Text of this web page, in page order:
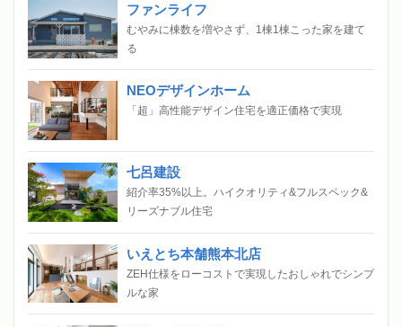
ファンライフ
むやみに棟数を増やさず、1棟1棟こった家を建て
る
NEOデザインホーム
「超」高性能デザイン住宅を適正価格で実現
七呂建設
紹介率35%以上。ハイクオリティ&フルスペック&
リーズナブル住宅
いえとち本舗熊本北店
ZEH仕様をローコストで実現したおしゃれでシンプ
ルな家